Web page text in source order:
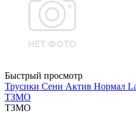
Быстрый просмотр
Трусики Сени Актив Нормал
ТЗМО
ТЗМО